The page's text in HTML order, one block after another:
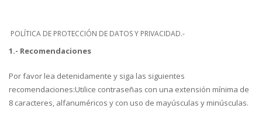
POLÍTICA DE PROTECCIÓN DE DATOS Y PRIVACIDAD.-
1.- Recomendaciones
Por favor lea detenidamente y siga las siguientes
recomendaciones:Utilice contraseñas con una extensión mínima de
8 caracteres, alfanuméricos y con uso de mayúsculas y minúsculas.